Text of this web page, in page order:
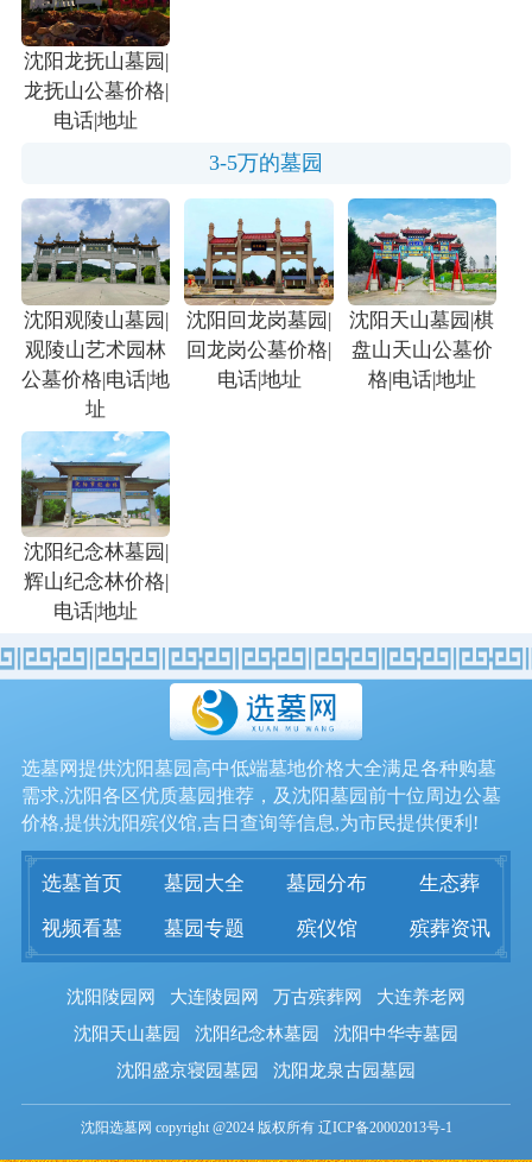
沈阳龙抚山墓园|
龙抚山公墓价格|
电话|地址
3-5万的墓园
沈阳观陵山墓园|
观陵山艺术园林
公墓价格|电话|地
址
沈阳回龙岗墓园|
回龙岗公墓价格|
电话|地址
沈阳天山墓园|棋
盘山天山公墓价
格|电话|地址
沈阳纪念林墓园|
辉山纪念林价格|
电话|地址
选墓网提供沈阳墓园高中低端墓地价格大全满足各种购墓
需求,沈阳各区优质墓园推荐，及沈阳墓园前十位周边公墓
价格,提供沈阳殡仪馆,吉日查询等信息,为市民提供便利!
选墓首页 墓园大全 墓园分布
生态葬
视频看墓
墓园专题 殡仪馆 殡葬资讯
沈阳陵园网 大连陵园网 万古殡葬网
大连养老网
沈阳天山墓园
沈阳纪念林墓园
沈阳中华寺墓园
沈阳盛京寝园墓园
沈阳龙泉古园墓园
沈阳选墓网 copyright @2024 版权所有 辽ICP备20002013号-1